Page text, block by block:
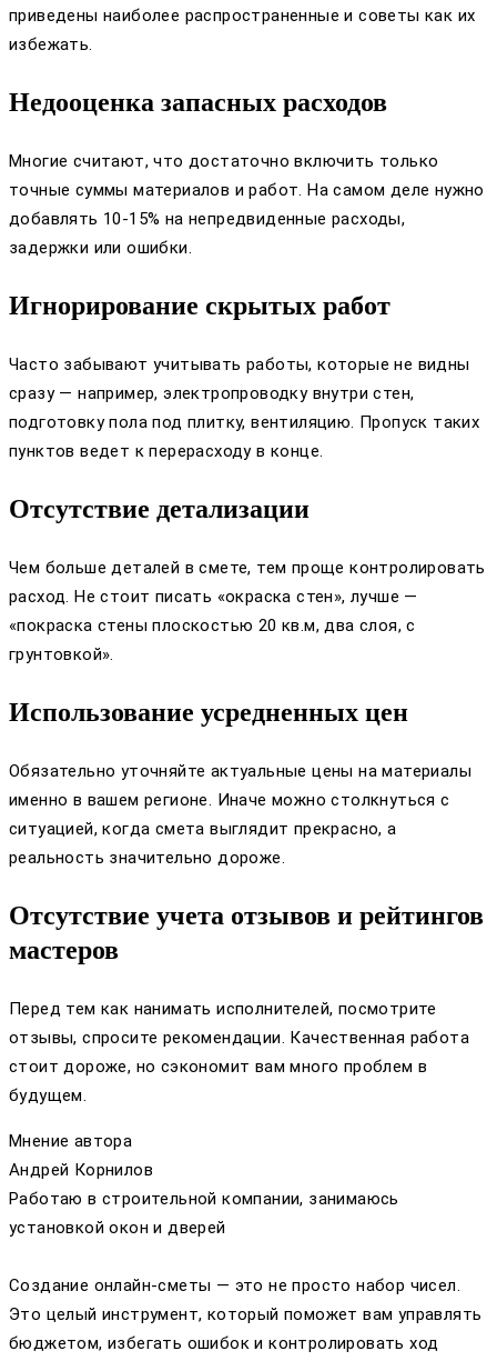
приведены наиболее распространенные и советы как их
избежать.
Недооценка запасных расходов
Многие считают, что достаточно включить только
точные суммы материалов и работ. На самом деле нужно
добавлять 10-15% на непредвиденные расходы,
задержки или ошибки.
Игнорирование скрытых работ
Часто забывают учитывать работы, которые не видны
сразу — например, электропроводку внутри стен,
подготовку пола под плитку, вентиляцию. Пропуск таких
пунктов ведет к перерасходу в конце.
Отсутствие детализации
Чем больше деталей в смете, тем проще контролировать
расход. Не стоит писать «окраска стен», лучше —
«покраска стены плоскостью 20 кв.м, два слоя, с
грунтовкой».
Использование усредненных цен
Обязательно уточняйте актуальные цены на материалы
именно в вашем регионе. Иначе можно столкнуться с
ситуацией, когда смета выглядит прекрасно, а
реальность значительно дороже.
Отсутствие учета отзывов и рейтингов
мастеров
Перед тем как нанимать исполнителей, посмотрите
отзывы, спросите рекомендации. Качественная работа
стоит дороже, но сэкономит вам много проблем в
будущем.
Мнение автора
Андрей Корнилов
Работаю в строительной компании, занимаюсь
установкой окон и дверей
Создание онлайн-сметы — это не просто набор чисел.
Это целый инструмент, который поможет вам управлять
бюджетом, избегать ошибок и контролировать ход